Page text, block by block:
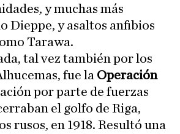
y muchas más
Dieppe, y asaltos anfibios
Tarawa.
tal vez también por los
fue la Operación
por parte de fuerzas
el golfo de Riga,
rusos, en 1918. Resultó una